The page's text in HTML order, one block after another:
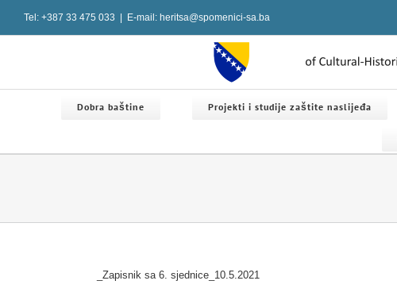
Tel: +387 33 475 033 E-mail: heritsa@spomenici-sa.ba
Dobra baštine Projekti i studije zaštite naslijeđa
_Zapisnik sa 6. sjednice_10.5.2021